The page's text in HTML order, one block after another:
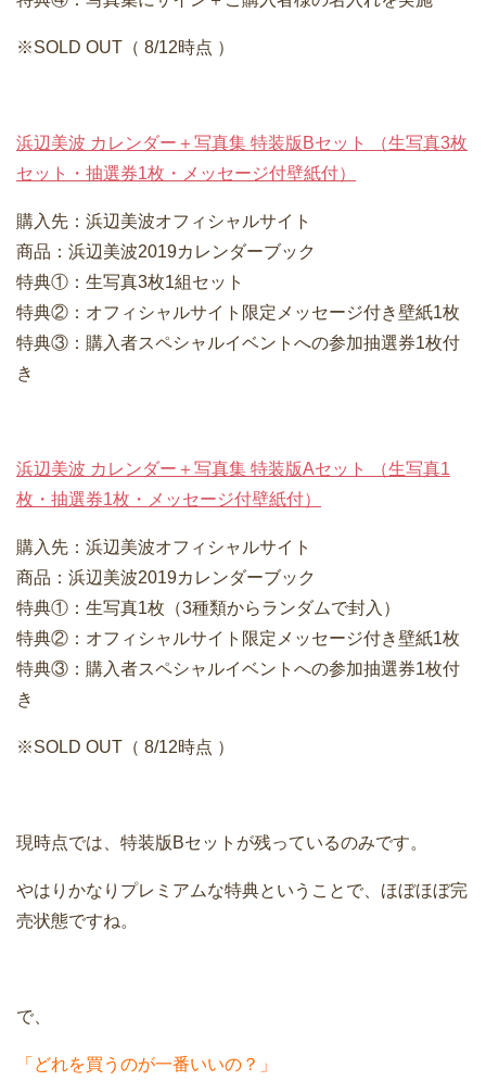
※SOLD OUT（ 8/12時点 ）
浜辺美波 カレンダー＋写真集 特装版Bセット （生写真3枚
セット・抽選券1枚・メッセージ付壁紙付）
購入先：浜辺美波オフィシャルサイト
商品：浜辺美波2019カレンダーブック
特典①：生写真3枚1組セット
特典②：オフィシャルサイト限定メッセージ付き壁紙1枚
特典③：購入者スペシャルイベントへの参加抽選券1枚付
き
浜辺美波 カレンダー＋写真集 特装版Aセット （生写真1
枚・抽選券1枚・メッセージ付壁紙付）
購入先：浜辺美波オフィシャルサイト
商品：浜辺美波2019カレンダーブック
特典①：生写真1枚（3種類からランダムで封入）
特典②：オフィシャルサイト限定メッセージ付き壁紙1枚
特典③：購入者スペシャルイベントへの参加抽選券1枚付
き
※SOLD OUT（ 8/12時点 ）
現時点では、特装版Bセットが残っているのみです。
やはりかなりプレミアムな特典ということで、ほぼほぼ完
売状態ですね。
で、
「どれを買うのが一番いいの？」